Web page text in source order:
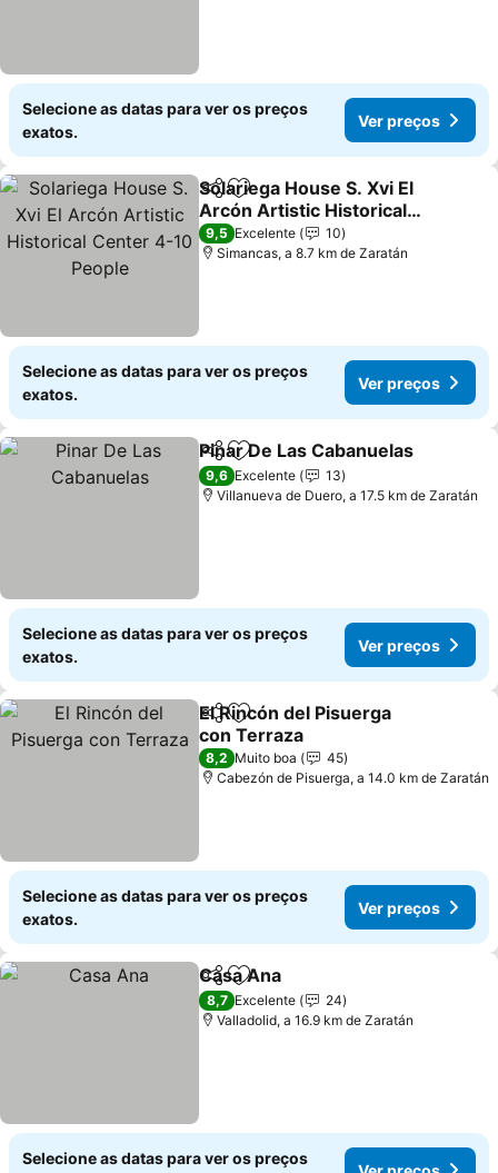
Selecione as datas para ver os preços
exatos.
Ver preços
PartilharAdicionar aos favoritos
Solariega House S. Xvi El
Arcón Artistic Historical
Center 4-10 People
9,5 Excelente
10
Simancas, a 8.7 km de Zaratán
Selecione as datas para ver os preços
exatos.
Ver preços
PartilharAdicionar aos favoritos
Pinar De Las Cabanuelas
9,6 Excelente
13
Villanueva de Duero, a 17.5 km de Zaratán
Selecione as datas para ver os preços
exatos.
Ver preços
PartilharAdicionar aos favoritos
El Rincón del Pisuerga
con Terraza
8,2 Muito boa
45
Cabezón de Pisuerga, a 14.0 km de Zaratán
Selecione as datas para ver os preços
exatos.
Ver preços
PartilharAdicionar aos favoritos
Casa Ana
8,7 Excelente
24
Valladolid, a 16.9 km de Zaratán
Selecione as datas para ver os preços